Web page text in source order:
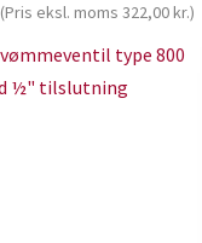
(Pris eksl. moms322,00kr.)